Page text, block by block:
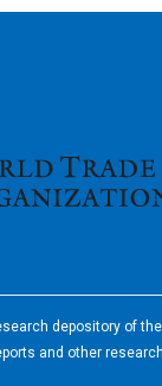
depository of
and other research